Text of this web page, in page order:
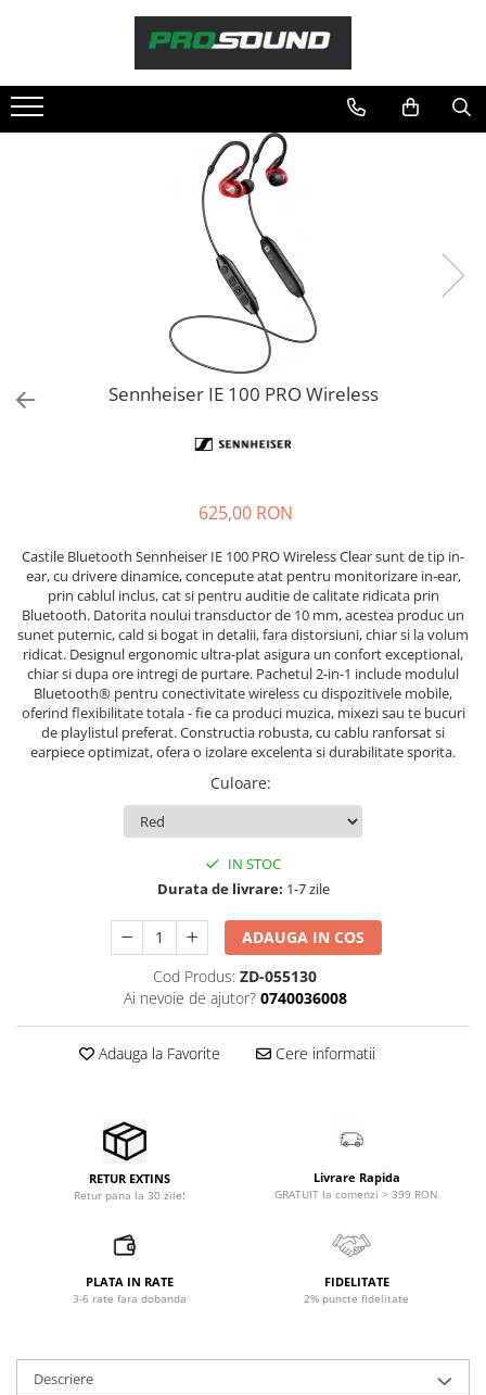
Sonorizare / PA
Stabilizatoare de tensiune UPS si
Accesorii de microfoane
Case-uri de microfoane
Microfoane de broadcast
Microfoane de Suprafata
Microfoane de voce si live
Microfoane lavaliera si headset
Microfoane podcast, USB, iOS /
Android
Microfoane pt Camere Video
Microfoane pt instalatii si
conferinta
Microfoane stereo
Microfoane Suspendabile
Microfoane wireless si sisteme
Studio si inregistrari
Accesorii de microfoane
Accesorii echipamente de studio
Controllere MIDI - USB DAW
Convertoare AD/DA
Interfete audio
Interfete MIDI si Cabluri Midi-USB
Microfoane de studio
Monitoare de studio
Preamplificatoare
Recordere de studio
Sennheiser IE 100 PRO Wireless
625,00 RON
Castile Bluetooth Sennheiser IE 100 PRO Wireless Clear sunt de tip in-
ear, cu drivere dinamice, concepute atat pentru monitorizare in-ear,
prin cablul inclus, cat si pentru auditie de calitate ridicata prin
Bluetooth. Datorita noului transductor de 10 mm, acestea produc un
sunet puternic, cald si bogat in detalii, fara distorsiuni, chiar si la volum
ridicat. Designul ergonomic ultra-plat asigura un confort exceptional,
chiar si dupa ore intregi de purtare. Pachetul 2-in-1 include modulul
Bluetooth® pentru conectivitate wireless cu dispozitivele mobile,
oferind flexibilitate totala - fie ca produci muzica, mixezi sau te bucuri
de playlistul preferat. Constructia robusta, cu cablu ranforsat si
earpiece optimizat, ofera o izolare excelenta si durabilitate sporita.
Culoare:
IN STOC
Durata de livrare: 1-7 zile
ADAUGA IN COS
Cod Produs: ZD-055130
Ai nevoie de ajutor? 0740036008
Adauga la Favorite Cere informatii
RETUR EXTINS
Retur pana la 30 zile!
Livrare Rapida
GRATUIT la comenzi > 399 RON
PLATA IN RATE
3-6 rate fara dobanda
FIDELITATE
2% puncte fidelitate
Descriere